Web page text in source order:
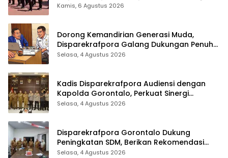
Kamis, 6 Agustus 2026
Dorong Kemandirian Generasi Muda,
Disparekrafpora Galang Dukungan Penuh
Para Aleg Deprov
Selasa, 4 Agustus 2026
Kadis Disparekrafpora Audiensi dengan
Kapolda Gorontalo, Perkuat Sinergi
Sukseskan Gorontalo Karnaval Karawo
Selasa, 4 Agustus 2026
Disparekrafpora Gorontalo Dukung
Peningkatan SDM, Berikan Rekomendasi
Studi S3 bagi Pegawai
Selasa, 4 Agustus 2026